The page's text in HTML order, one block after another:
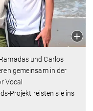
und Carlos
gemeinsam in der
Vocal
Projekt reisten sie ins